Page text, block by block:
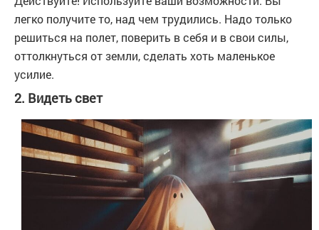
легко получите то, над чем трудились. Надо только
решиться на полет, поверить в себя и в свои силы,
оттолкнуться от земли, сделать хоть маленькое
усилие.
2. Видеть свет